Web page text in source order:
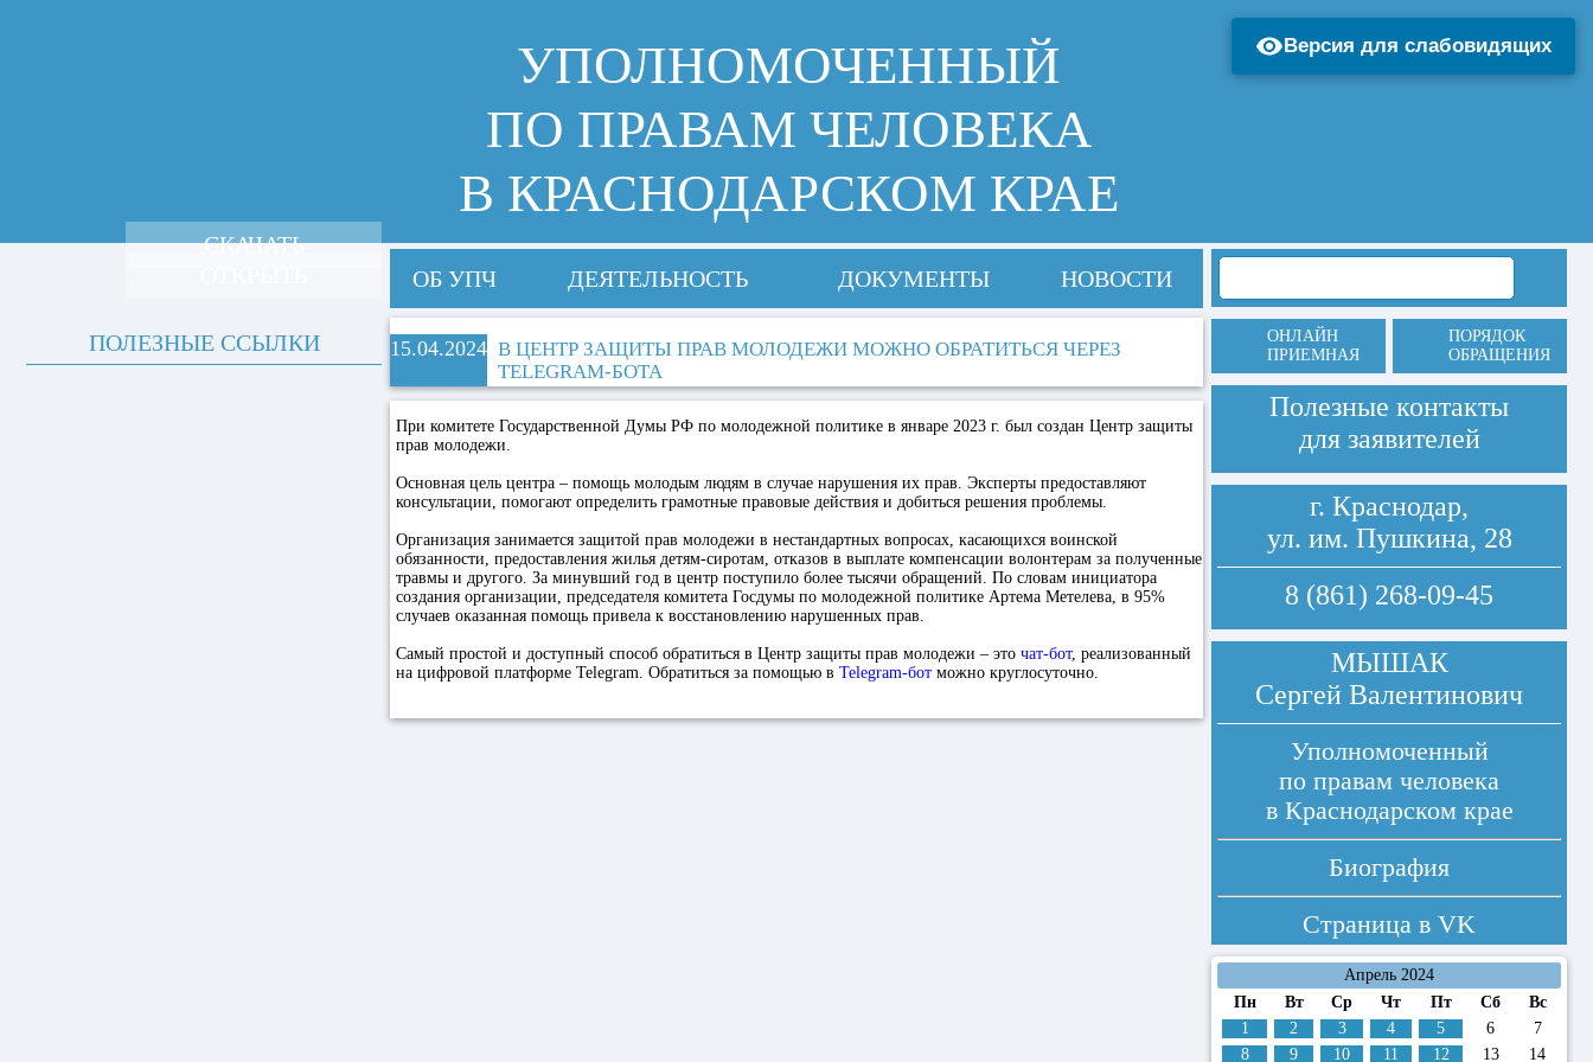
УПОЛНОМОЧЕННЫЙ
ПО ПРАВАМ ЧЕЛОВЕКА
В КРАСНОДАРСКОМ КРАЕ
ОБ УПЧ ДЕЯТЕЛЬНОСТЬ ДОКУМЕНТЫ НОВОСТИ
15.04.2024 В ЦЕНТР ЗАЩИТЫ ПРАВ МОЛОДЕЖИ МОЖНО ОБРАТИТЬСЯ ЧЕРЕЗ
TELEGRAM-БОТА
При комитете Государственной Думы РФ по молодежной политике в январе 2023 г. был создан Центр защиты
прав молодежи.
Основная цель центра – помощь молодым людям в случае нарушения их прав. Эксперты предоставляют
консультации, помогают определить грамотные правовые действия и добиться решения проблемы.
Организация занимается защитой прав молодежи в нестандартных вопросах, касающихся воинской
обязанности, предоставления жилья детям-сиротам, отказов в выплате компенсации волонтерам за полученные
травмы и другого. За минувший год в центр поступило более тысячи обращений. По словам инициатора
создания организации, председателя комитета Госдумы по молодежной политике Артема Метелева, в 95%
случаев оказанная помощь привела к восстановлению нарушенных прав.
Самый простой и доступный способ обратиться в Центр защиты прав молодежи – это чат-бот, реализованный
на цифровой платформе Telegram. Обратиться за помощью в Telegram-бот можно круглосуточно.
СКАЧАТЬ
ПОЛЕЗНЫЕ ССЫЛКИ
ОНЛАЙН
ПРИЕМНАЯ
ПОРЯДОК
ОБРАЩЕНИЯ
Полезные контакты
для заявителей
г. Краснодар,
ул. им. Пушкина, 28
8 (861) 268-09-45
МЫШАК
Сергей Валентинович
Уполномоченный
по правам человека
в Краснодарском крае
Биография
Страница в VK
Апрель 2024
Пн
Вт Ср Чт Пт Сб
Вс
1
2 3 4 5 6
7
8
9 10 11 12 13 14
Версия для слабовидящих